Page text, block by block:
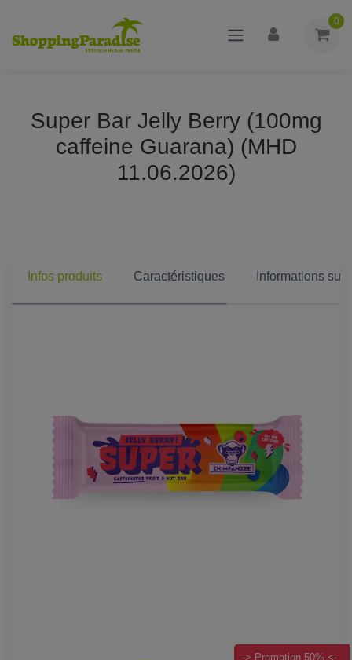
0
Super Bar Jelly Berry (100mg
caffeine Guarana) (MHD
11.06.2026)
Infos produits Caractéristiques Informations
-> Promotion 50% <-